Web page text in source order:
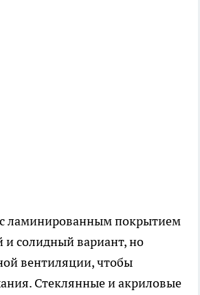
ламинированным покрытием
и солидный вариант, но
вентиляции, чтобы
Стеклянные и акриловые